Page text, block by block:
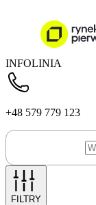
INFOLINIA
+48 579 779 123
FILTRY